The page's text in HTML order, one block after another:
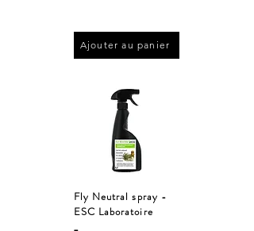
Ajouter au panier
Fly Neutral spray -
ESC Laboratoire
_